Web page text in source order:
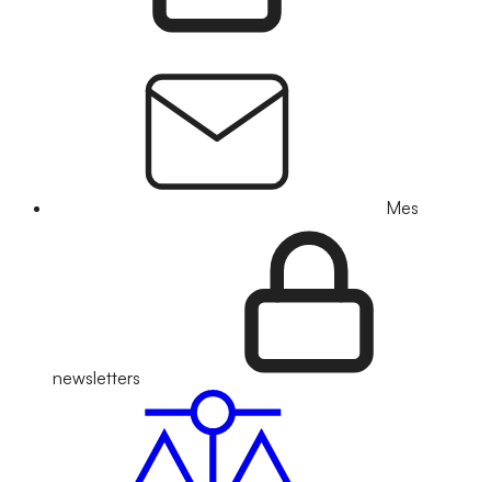
Mes
newsletters